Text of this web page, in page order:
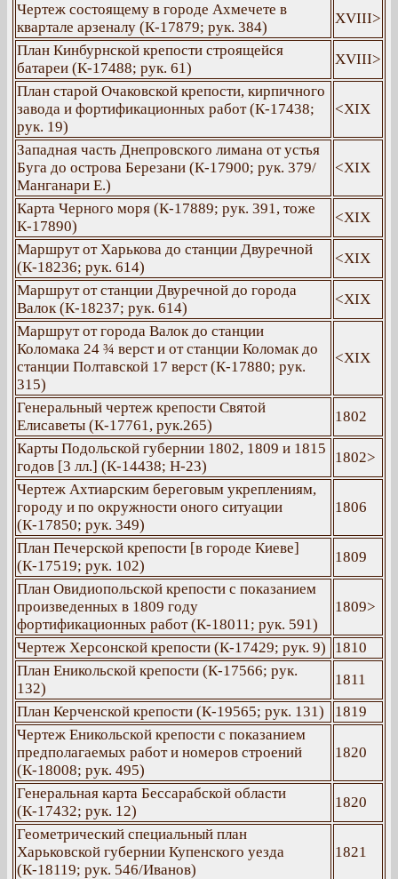
Чертеж состоящему в городе Ахмечете в
квартале арзеналу (К-17879; рук. 384)
ХVIII>
План Кинбурнской крепости строящейся
батареи (К-17488; рук. 61)
ХVIII>
План старой Очаковской крепости, кирпичного
завода и фортификационных работ (К-17438;
рук. 19)
<ХІХ
Западная часть Днепровского лимана от устья
Буга до острова Березани (К-17900; рук. 379/
Манганари Е.)
<ХІХ
Карта Черного моря (К-17889; рук. 391, тоже
К-17890)
<ХІХ
Маршрут от Харькова до станции Двуречной
(К-18236; рук. 614)
<ХІХ
Маршрут от станции Двуречной до города
Валок (К-18237; рук. 614)
<ХІХ
Маршрут от города Валок до станции
Коломака 24 ¾ верст и от станции Коломак до
станции Полтавской 17 верст (К-17880; рук.
315)
<ХІХ
Генеральный чертеж крепости Святой
Елисаветы (К-17761, рук.265)
1802
Карты Подольской губернии 1802, 1809 и 1815
годов [3 лл.] (К-14438; Н-23)
1802>
Чертеж Ахтиарским береговым укреплениям,
городу и по окружности оного ситуации
(К-17850; рук. 349)
1806
План Печерской крепости [в городе Киеве]
(К-17519; рук. 102)
1809
План Овидиопольской крепости с показанием
произведенных в 1809 году
фортификационных работ (К-18011; рук. 591)
1809>
Чертеж Херсонской крепости (К-17429; рук. 9)
1810
План Еникольской крепости (К-17566; рук.
132)
1811
План Керченской крепости (К-19565; рук. 131)
1819
Чертеж Еникольской крепости с показанием
предполагаемых работ и номеров строений
(К-18008; рук. 495)
1820
Генеральная карта Бессарабской области
(К-17432; рук. 12)
1820
Геометрический специальный план
Харьковской губернии Купенского уезда
(К-18119; рук. 546/Иванов)
1821